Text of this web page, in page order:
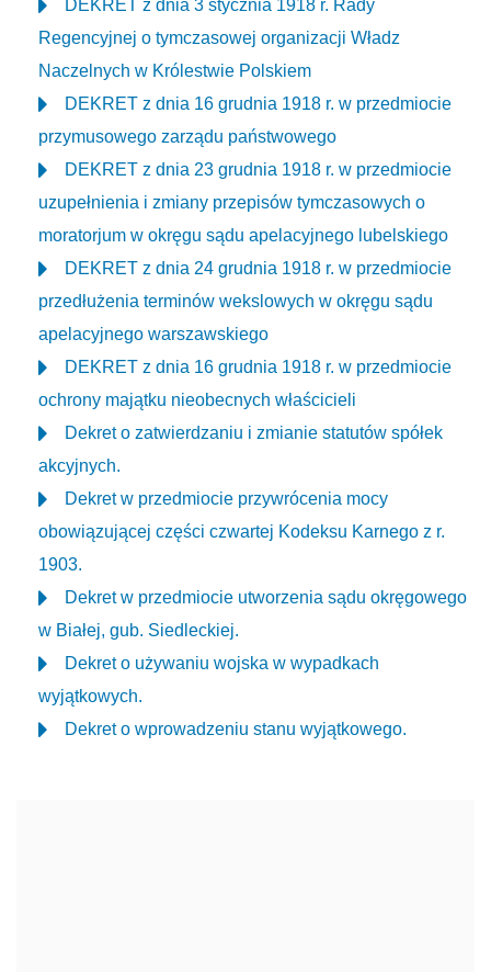
DEKRET z dnia 3 stycznia 1918 r. Rady
Regencyjnej o tymczasowej organizacji Władz
Naczelnych w Królestwie Polskiem
DEKRET z dnia 16 grudnia 1918 r. w przedmiocie
przymusowego zarządu państwowego
DEKRET z dnia 23 grudnia 1918 r. w przedmiocie
uzupełnienia i zmiany przepisów tymczasowych o
moratorjum w okręgu sądu apelacyjnego lubelskiego
DEKRET z dnia 24 grudnia 1918 r. w przedmiocie
przedłużenia terminów wekslowych w okręgu sądu
apelacyjnego warszawskiego
DEKRET z dnia 16 grudnia 1918 r. w przedmiocie
ochrony majątku nieobecnych właścicieli
Dekret o zatwierdzaniu i zmianie statutów spółek
akcyjnych.
Dekret w przedmiocie przywrócenia mocy
obowiązującej części czwartej Kodeksu Karnego z r.
1903.
Dekret w przedmiocie utworzenia sądu okręgowego
w Białej, gub. Siedleckiej.
Dekret o używaniu wojska w wypadkach
wyjątkowych.
Dekret o wprowadzeniu stanu wyjątkowego.